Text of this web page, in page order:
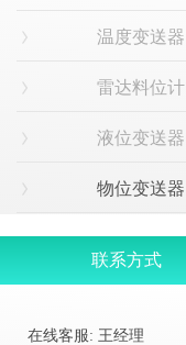
温度变送器
雷达料位计
液位变送器
物位变送器
联系方式
在线客服: 王经理